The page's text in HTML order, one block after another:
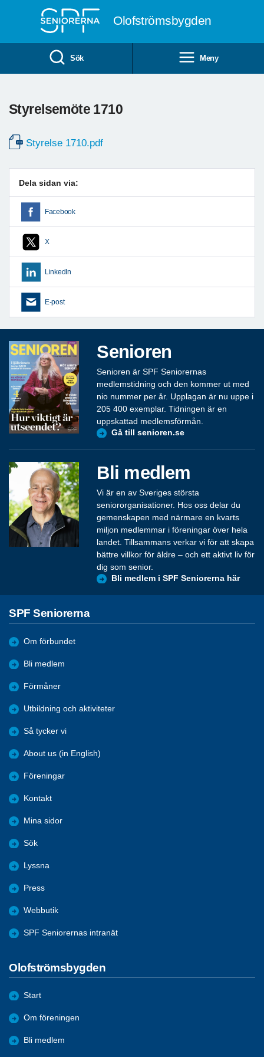
Olofströmsbygden
Sök Meny
Styrelsemöte 1710
Styrelse 1710.pdf
Dela sidan via:
Facebook
X
LinkedIn
E-post
Senioren
Senioren är SPF Seniorernas
medlemstidning och den kommer ut med
nio nummer per år. Upplagan är nu uppe i
205 400 exemplar. Tidningen är en
uppskattad medlemsförmån.
Gå till senioren.se
Bli medlem
Vi är en av Sveriges största
seniororganisationer. Hos oss delar du
gemenskapen med närmare en kvarts
miljon medlemmar i föreningar över hela
landet. Tillsammans verkar vi för att skapa
bättre villkor för äldre – och ett aktivt liv för
dig som senior.
Bli medlem i SPF Seniorerna här
SPF Seniorerna
Om förbundet
Bli medlem
Förmåner
Utbildning och aktiviteter
Så tycker vi
About us (in English)
Föreningar
Kontakt
Mina sidor
Sök
Lyssna
Press
Webbutik
SPF Seniorernas intranät
Olofströmsbygden
Start
Om föreningen
Bli medlem